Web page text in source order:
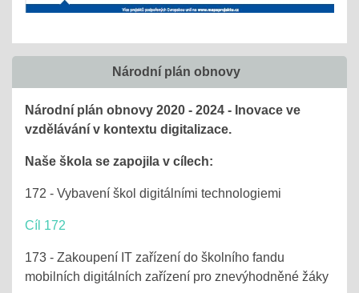
Národní plán obnovy
Národní plán obnovy 2020 - 2024 - Inovace ve
vzdělávání v kontextu digitalizace.
Naše škola se zapojila v cílech:
172 - Vybavení škol digitálními technologiemi
Cíl 172
173 - Zakoupení IT zařízení do školního fandu
mobilních digitálních zařízení pro znevýhodněné žáky